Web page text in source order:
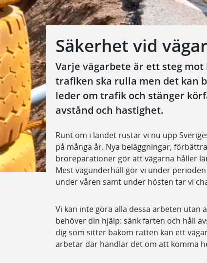
Säkerhet vid
Varje vägarbete är ett steg
trafiken ska rulla men det kan
leder om trafik och stänger
avstånd och hastighet.
Runt om i landet rustar vi nu upp
på många år. Nya beläggningar,
broreparationer gör att vägarna håller
Mest vägunderhåll gör vi under
under våren samt under hösten tar vi
Vi kan inte göra alla dessa arbeten utan
behöver din hjälp: sänk farten och håll
dig som sitter bakom ratten kan ett
arbetar där handlar det om att komma